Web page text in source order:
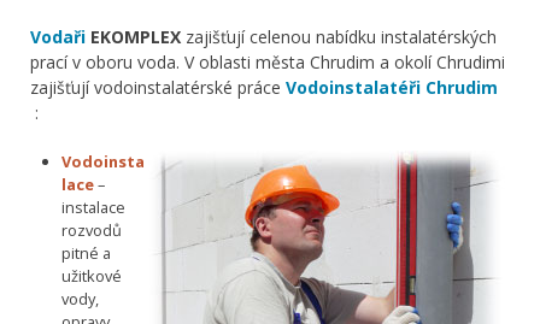
Vodaři EKOMPLEX zajišťují celenou nabídku instalatérských
prací v oboru voda. V oblasti města Chrudim a okolí Chrudimi
zajišťují vodoinstalatérské práce Vodoinstalatéři Chrudim
:
Vodoinsta
lace–
instalace
rozvodů
pitné a
užitkové
vody,